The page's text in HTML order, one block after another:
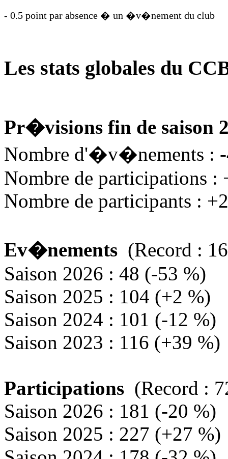
- 0.5 point par absence � un �v�nement du club
Les stats globales du
Pr�visions fin de saison
Nombre d'�v�nements :
Nombre de participations :
Nombre de participants :
Ev�nements (Record :
Saison 2026 : 48 (-53 %)
Saison 2025 : 104 (+2 %)
Saison 2024 : 101 (-12 %)
Saison 2023 : 116 (+39 %)
Participations (Record :
Saison 2026 : 181 (-20 %)
Saison 2025 : 227 (+27 %)